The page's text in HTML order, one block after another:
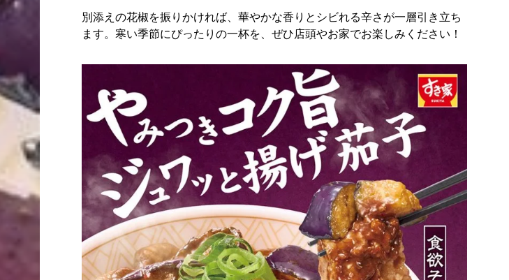
別添えの花椒を振りかければ、華やかな香りとシビれる辛さが一層引き立ち
ます。寒い季節にぴったりの一杯を、ぜひ店頭やお家でお楽しみください！